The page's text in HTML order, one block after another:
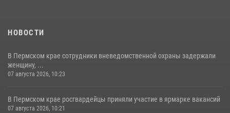
НОВОСТИ
В Пермском крае сотрудники вневедомственной охраны задержали
женщину, ...
07 августа 2026, 10:23
В Пермском крае росгвардейцы приняли участие в ярмарке вакансий
07 августа 2026, 10:21